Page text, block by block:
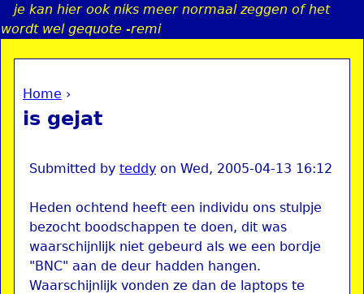
Jump to navigation
je kan hier ook niks meer normaal zeggen of het
wordt wel gequote -remi
You are here
Home ›
is gejat
Submitted by teddy on Wed, 2005-04-13 16:12
Heden ochtend heeft een individu ons stulpje
bezocht boodschappen te doen, dit was
waarschijnlijk niet gebeurd als we een bordje
"BNC" aan de deur hadden hangen.
Waarschijnlijk vonden ze dan de laptops te